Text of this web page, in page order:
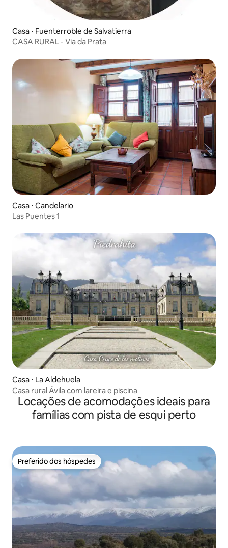
Casa ⋅ Fuenterroble de Salvatierra
CASA RURAL - Via da Prata
Casa ⋅ Candelario
Las Puentes 1
Casa ⋅ La Aldehuela
Casa rural Ávila com lareira e piscina
Locações de acomodações ideais para
famílias com pista de esqui perto
Preferido dos hóspedes
Preferido dos hóspedes